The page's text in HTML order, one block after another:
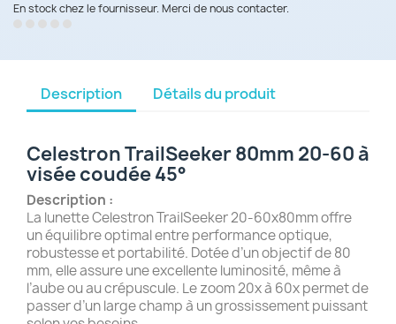
En stock chez le fournisseur. Merci de nous contacter.
Description Détails du produit
Celestron TrailSeeker 80mm 20-60 à
visée coudée 45°
Description :
La lunette Celestron TrailSeeker 20-60x80mm offre
un équilibre optimal entre performance optique,
robustesse et portabilité. Dotée d’un objectif de 80
mm, elle assure une excellente luminosité, même à
l’aube ou au crépuscule. Le zoom 20x à 60x permet de
passer d’un large champ à un grossissement puissant